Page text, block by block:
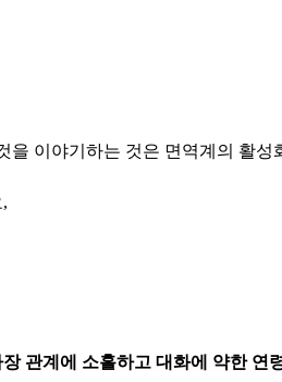
을 이야기하는 것은 면역계의 활
관계에 소홀하고 대화에 약한 연